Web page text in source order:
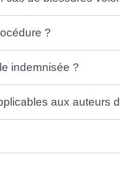
?
indemnisée ?
aux auteurs